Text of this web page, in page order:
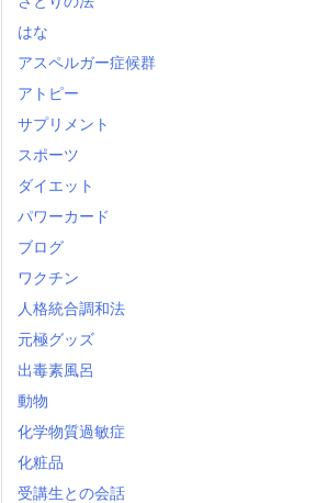
はな
アスペルガー症候群
アトピー
サプリメント
スポーツ
ダイエット
パワーカード
ブログ
ワクチン
人格統合調和法
元極グッズ
出毒素風呂
動物
化学物質過敏症
化粧品
受講生との会話